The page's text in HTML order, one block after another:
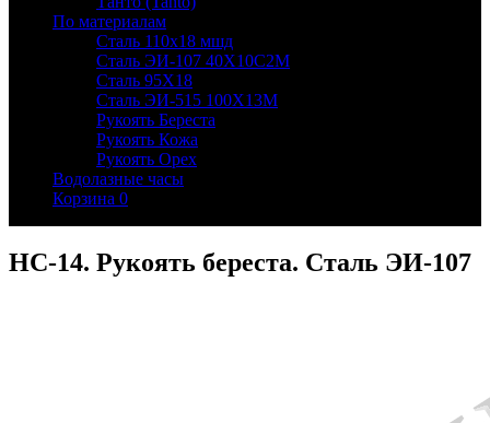
По материалам
Сталь 110х18 мшд
Сталь ЭИ-107 40Х10С2М
Сталь 95Х18
Сталь ЭИ-515 100Х13М
Рукоять Береста
Рукоять Кожа
Рукоять Орех
Водолазные часы
Корзина 0
НС-14. Рукоять береста. Сталь ЭИ-107